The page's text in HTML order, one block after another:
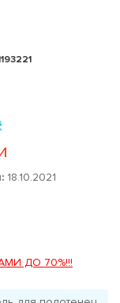
18.10.2021
ДО 70%!!!